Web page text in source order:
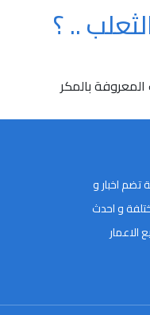
.. ؟
بالمكر
اخبار و
و احدث
الاعمار